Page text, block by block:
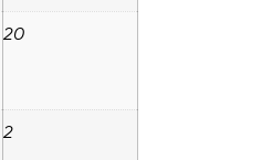
20
2